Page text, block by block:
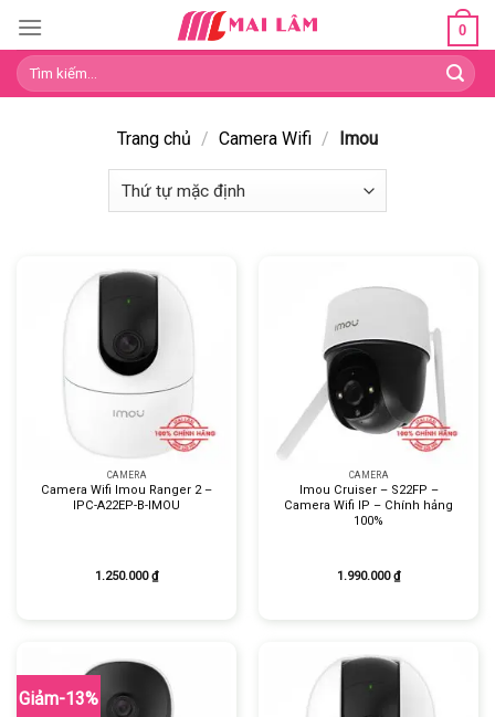
content
0
Tìm
kiếm:
Trang chủ / Camera Wifi / Imou
CAMERA
Camera Wifi Imou Ranger 2 –
IPC-A22EP-B-IMOU
1.250.000₫
CAMERA
Imou Cruiser – S22FP –
Camera Wifi IP – Chính hảng
100%
1.990.000₫
Giảm-13%